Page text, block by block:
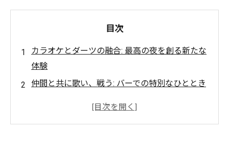
目次
カラオケとダーツの融合: 最高の夜を創る新たな
体験
仲間と共に歌い、戦う: バーでの特別なひととき
ストレスを吹き飛ばせ!カラオケとダーツの魅力